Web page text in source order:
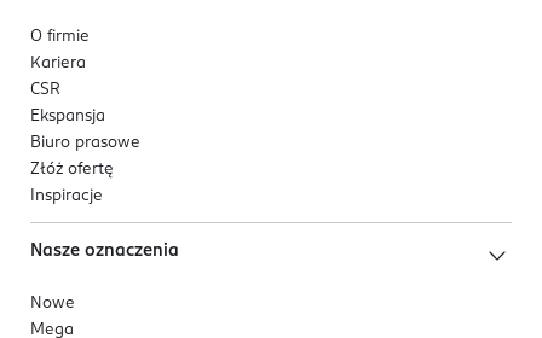
O firmie
Kariera
CSR
Ekspansja
Biuro prasowe
Złóż ofertę
Inspiracje
Nasze oznaczenia
Nowe
Mega